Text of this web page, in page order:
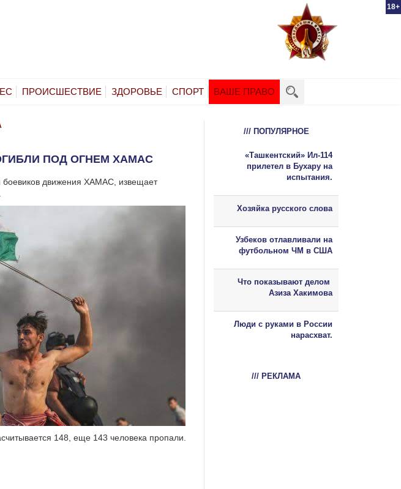
18+
ПРОИСШЕСТВИЕ ЗДОРОВЬЕ СПОРТ ВАШЕ ПРАВО
ПОД ОГНЕМ ХАМАС
боевиков движения ХАМАС, извещает
148, еще 143 человека пропали.
/// ПОПУЛЯРНОЕ
«Ташкентский» Ил-114
прилетел в Бухару на
испытания.
Хозяйка русского слова
Узбеков отлавливали на
футбольном ЧМ в США
Что показывают делом
Азиза Хакимова
Люди с руками в России
нарасхват.
/// РЕКЛАМА